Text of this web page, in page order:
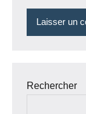
Rechercher